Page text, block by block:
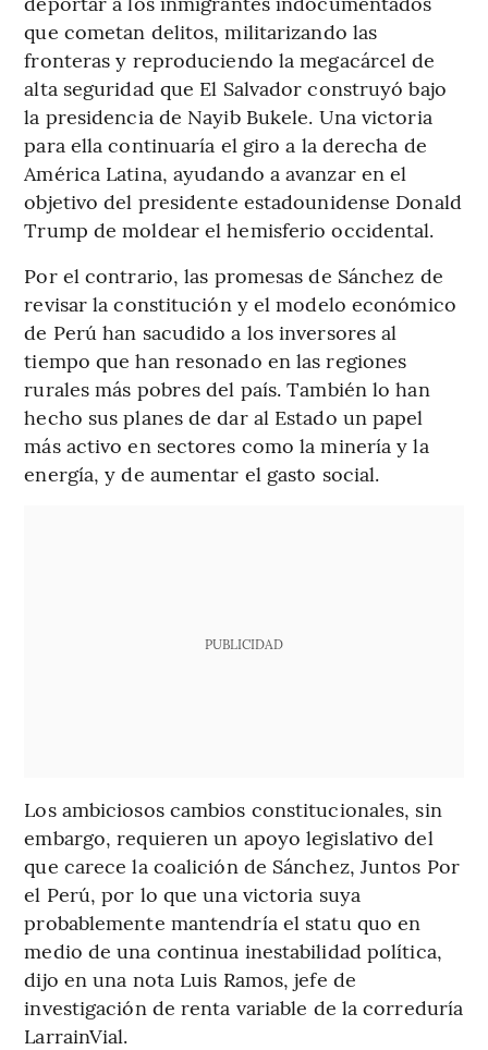
que cometan delitos, militarizando las
fronteras y reproduciendo la megacárcel de
alta seguridad que El Salvador construyó bajo
la presidencia de Nayib Bukele. Una victoria
para ella continuaría el giro a la derecha de
América Latina, ayudando a avanzar en el
objetivo del presidente estadounidense Donald
Trump de moldear el hemisferio occidental.
Por el contrario, las promesas de Sánchez de
revisar la constitución y el modelo económico
de Perú han sacudido a los inversores al
tiempo que han resonado en las regiones
rurales más pobres del país. También lo han
hecho sus planes de dar al Estado un papel
más activo en sectores como la minería y la
energía, y de aumentar el gasto social.
PUBLICIDAD
Los ambiciosos cambios constitucionales, sin
embargo, requieren un apoyo legislativo del
que carece la coalición de Sánchez, Juntos Por
el Perú, por lo que una victoria suya
probablemente mantendría el statu quo en
medio de una continua inestabilidad política,
dijo en una nota Luis Ramos, jefe de
investigación de renta variable de la correduría
LarrainVial.